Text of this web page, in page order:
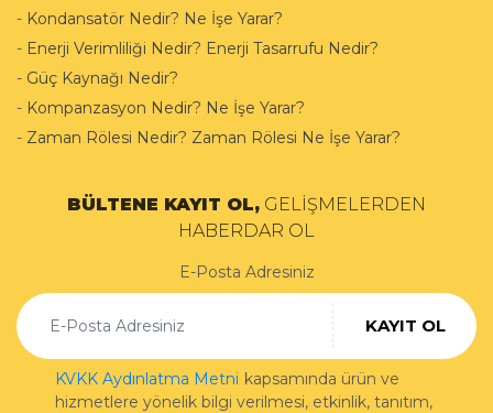
- Kondansatör Nedir? Ne İşe Yarar?
- Enerji Verimliliği Nedir? Enerji Tasarrufu Nedir?
- Güç Kaynağı Nedir?
- Kompanzasyon Nedir? Ne İşe Yarar?
- Zaman Rölesi Nedir? Zaman Rölesi Ne İşe Yarar?
BÜLTENE KAYIT OL, GELİŞMELERDEN
HABERDAR OL
E-Posta Adresiniz
KAYIT OL
KVKK Aydınlatma Metni kapsamında ürün ve
hizmetlere yönelik bilgi verilmesi, etkinlik, tanıtım,